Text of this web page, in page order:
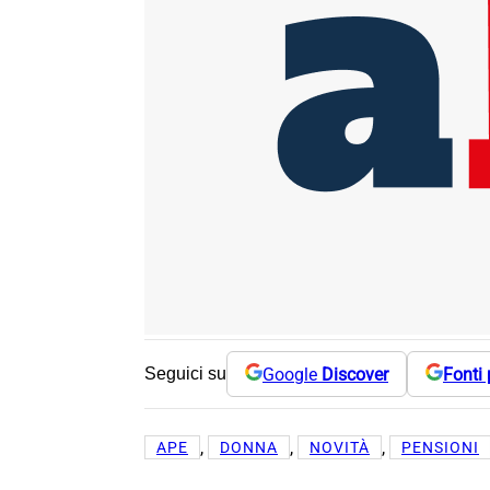
Seguici su Google Discover Fonti
APE , DONNA , NOVITÀ , PENSIONI